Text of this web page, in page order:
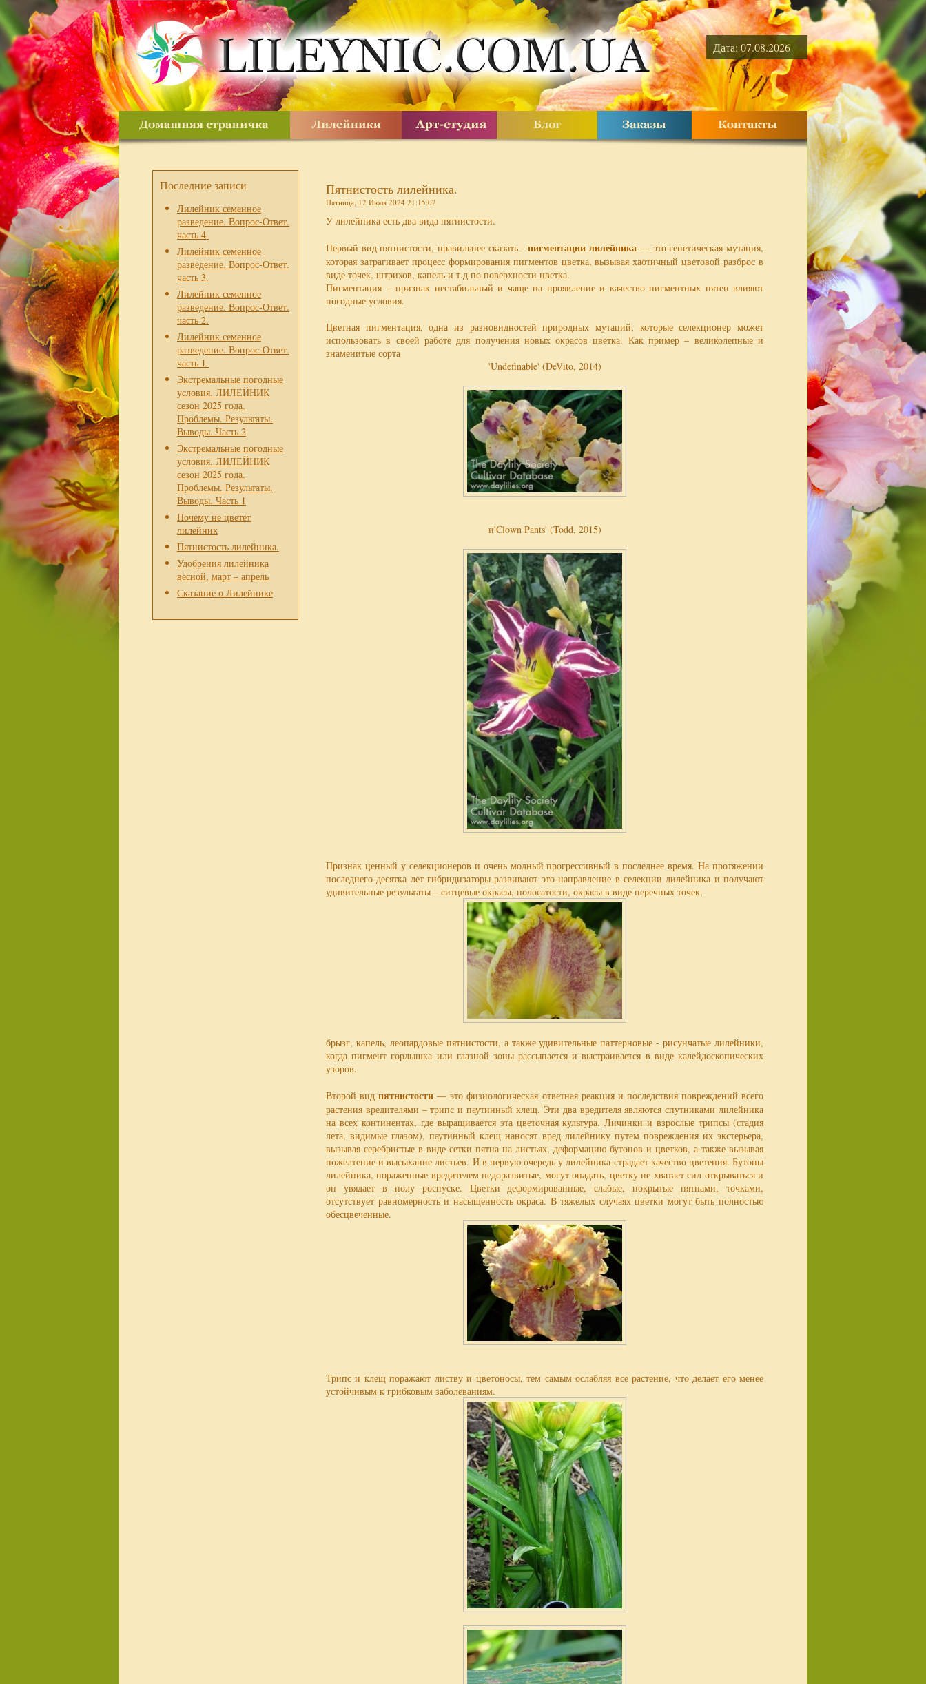
Дата: 07.08.2026
Последние записи
Лилейник семенное
разведение. Вопрос-Ответ.
часть 4.
Лилейник семенное
разведение. Вопрос-Ответ.
часть 3.
Лилейник семенное
разведение. Вопрос-Ответ.
часть 2.
Лилейник семенное
разведение. Вопрос-Ответ.
часть 1.
Экстремальные погодные
условия. ЛИЛЕЙНИК
сезон 2025 года.
Проблемы. Результаты.
Выводы. Часть 2
Экстремальные погодные
условия. ЛИЛЕЙНИК
сезон 2025 года.
Проблемы. Результаты.
Выводы. Часть 1
Почему не цветет
лилейник
Пятнистость лилейника.
Удобрения лилейника
весной, март – апрель
Сказание о Лилейнике
Пятнистость лилейника.
Пятница, 12 Июля 2024 21:15:02
У лилейника есть два вида пятнистости.
Первый вид пятнистости, правильнее сказать -пигментации лилейника — это генетическая мутация,
которая затрагивает процесс формирования пигментов цветка, вызывая хаотичный цветовой разброс в
виде точек, штрихов, капель и т.д по поверхности цветка.
Пигментация – признак нестабильный и чаще на проявление и качество пигментных пятен влияют
погодные условия.
Цветная пигментация, одна из разновидностей природных мутаций, которые селекционер может
использовать в своей работе для получения новых окрасов цветка. Как пример – великолепные и
знаменитые сорта
'Undefinable' (DeVito, 2014)
и'Clown Pants' (Todd, 2015)
Признак ценный у селекционеров и очень модный прогрессивный в последнее время. На протяжении
последнего десятка лет гибридизаторы развивают это направление в селекции лилейника и получают
удивительные результаты – ситцевые окрасы, полосатости, окрасы в виде перечных точек,
брызг, капель, леопардовые пятнистости, а также удивительные паттерновые - рисунчатые лилейники,
когда пигмент горлышка или глазной зоны рассыпается и выстраивается в виде калейдоскопических
узоров.
Второй видпятнистости — это физиологическая ответная реакция и последствия повреждений всего
растения вредителями – трипс и паутинный клещ. Эти два вредителя являются спутниками лилейника
на всех континентах, где выращивается эта цветочная культура. Личинки и взрослые трипсы (стадия
лета, видимые глазом), паутинный клещ наносят вред лилейнику путем повреждения их экстерьера,
вызывая серебристые в виде сетки пятна на листьях, деформацию бутонов и цветков, а также вызывая
пожелтение и высыхание листьев. И в первую очередь у лилейника страдает качество цветения. Бутоны
лилейника, пораженные вредителем недоразвитые, могут опадать, цветку не хватает сил открываться и
он увядает в полу роспуске. Цветки деформированные, слабые, покрытые пятнами, точками,
отсутствует равномерность и насыщенность окраса. В тяжелых случаях цветки могут быть полностью
обесцвеченные.
Трипс и клещ поражают листву и цветоносы, тем самым ослабляя все растение, что делает его менее
устойчивым к грибковым заболеваниям.